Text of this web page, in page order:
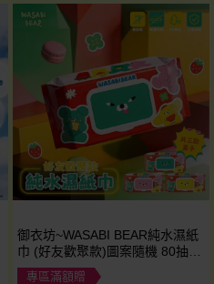
御衣坊~WASABI BEAR純水濕紙
巾 (好友歡聚款)圖案隨機 80抽｜
正版授權 / 厚手耐扯 / 溫和不刺激
專區滿額贈